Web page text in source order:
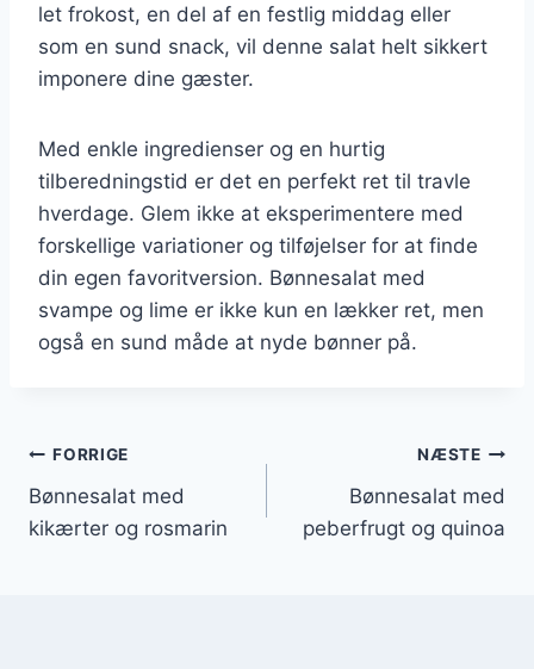
let frokost, en del af en festlig middag eller
som en sund snack, vil denne salat helt sikkert
imponere dine gæster.
Med enkle ingredienser og en hurtig
tilberedningstid er det en perfekt ret til travle
hverdage. Glem ikke at eksperimentere med
forskellige variationer og tilføjelser for at finde
din egen favoritversion. Bønnesalat med
svampe og lime er ikke kun en lækker ret, men
også en sund måde at nyde bønner på.
Indlægsnavigation
FORRIGE
Bønnesalat med
kikærter og rosmarin
NÆSTE
Bønnesalat med
peberfrugt og quinoa